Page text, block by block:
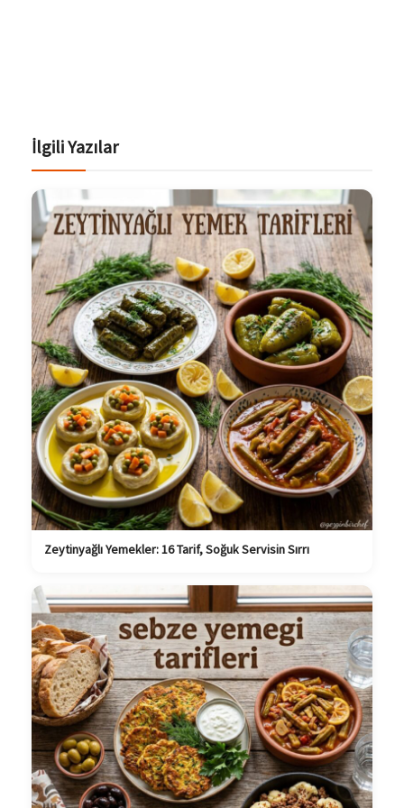
İlgili Yazılar
Zeytinyağlı Yemekler: 16 Tarif, Soğuk Servisin Sırrı